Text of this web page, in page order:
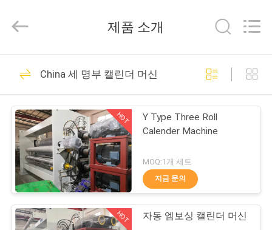
제
품
우
리
에
Changzhou
Co.,
두대 롤 칼렌더 기계
13
26
제품 소개
China 세 명부 캘린더 머신
HOT
Y Type Three Roll
Calender Machine
MOQ:1개 세트
지금 문의
HOT 자동 엠보싱 캘린더 머신